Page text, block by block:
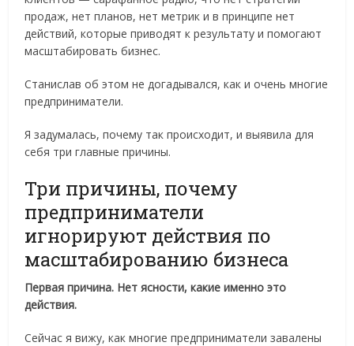
продаж, нет планов, нет метрик и в принципе нет
действий, которые приводят к результату и помогают
масштабировать бизнес.
Станислав об этом не догадывался, как и очень многие
предприниматели.
Я задумалась, почему так происходит, и выявила для
себя три главные причины.
Три причины, почему
предприниматели
игнорируют действия по
масштабированию бизнеса
Первая причина. Нет ясности, какие именно это
действия.
Сейчас я вижу, как многие предприниматели завалены